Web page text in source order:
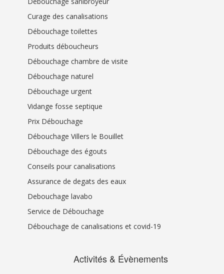
Curage des canalisations
Débouchage toilettes
Produits déboucheurs
Débouchage chambre de visite
Débouchage naturel
Débouchage urgent
Vidange fosse septique
Prix Débouchage
Débouchage Villers le Bouillet
Débouchage des égouts
Conseils pour canalisations
Assurance de degats des eaux
Debouchage lavabo
Service de Débouchage
Débouchage de canalisations et covid-19
Activités & Évènements